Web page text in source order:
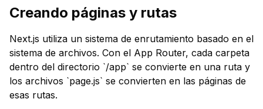
Creando páginas y rutas
Next.js utiliza un sistema de enrutamiento basado en el
sistema de archivos. Con el App Router, cada carpeta
dentro del directorio `/app` se convierte en una ruta y
los archivos `page.js` se convierten en las páginas de
esas rutas.